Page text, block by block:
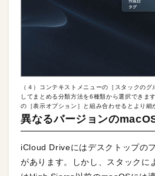
（４）コンテキストメニューの［スタックの
してまとめる分類方法を6種類から選択できま
の［表示オプション］と組み合わせるとより細
異なるバージョンの
iCloud Driveにはデスクトップの
があります。しかし、スタックに